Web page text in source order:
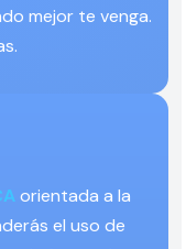
mejor te venga.
orientada a la
el uso de